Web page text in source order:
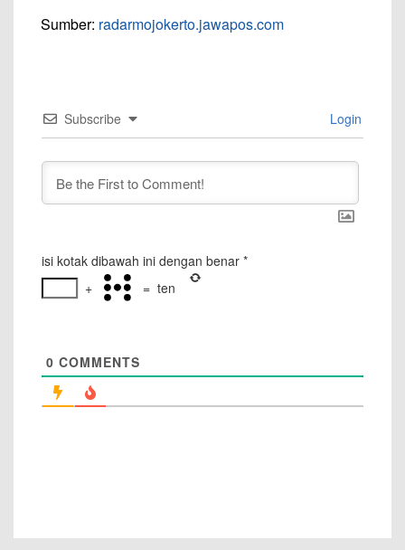
Sumber: radarmojokerto.jawapos.com
Subscribe Login
isi kotak dibawah ini dengan benar *
+
= ten
0 COMMENTS